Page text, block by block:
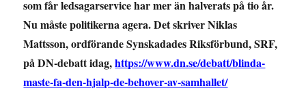
som får ledsagarservice har mer än halverats på tio år.
Nu måste politikerna agera. Det skriver Niklas
Mattsson, ordförande Synskadades Riksförbund, SRF,
på DN-debatt idag,https://www.dn.se/debatt/blinda-
maste-fa-den-hjalp-de-behover-av-samhallet/